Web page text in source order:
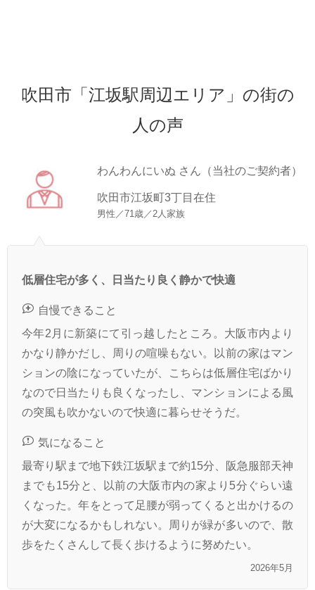
吹田市「江坂駅周辺エリア」の街の
人の声
わんわんにいぬ さん（当社のご契約者）
吹田市江坂町3丁目在住
男性／71歳／2人家族
低層住宅が多く、日当たり良く静かで快適
自慢できること
今年2月に新築にて引っ越したところ。大阪市内より
かなり静かだし、周りの喧噪もない。以前の家はマン
ションの陰になっていたが、こちらは低層住宅ばかり
なので日当たりも良くなったし、マンションによる風
の突風も吹かないので快適に暮らせそうだ。
気になること
最寄り駅まで地下鉄江坂駅まで約15分、阪急服部天神
までも15分と、以前の大阪市内の家より5分ぐらい遠
くなった。年をとって足腰が弱ってくると出かけるの
が大変になるかもしれない。周りが緑が多いので、散
歩をたくさんして長く歩けるように努めたい。
2026年5月